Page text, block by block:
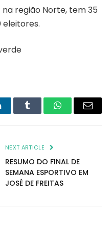
região Norte, tem 35
eleitores.
Tumblr WhatsAppEmail
NEXT ARTICLE
RESUMO DO FINAL DE
SEMANA ESPORTIVO EM
JOSÉ DE FREITAS